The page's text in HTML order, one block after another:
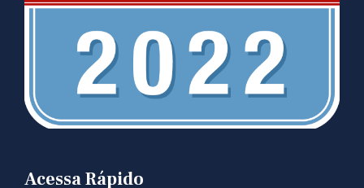
Acessa Rápido